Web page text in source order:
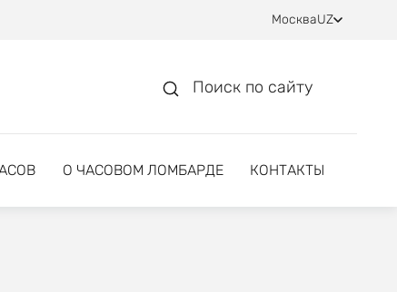
МоскваUZ
Поиск по сайту
О ЧАСОВОМ ЛОМБАРДЕ КОНТАКТЫ